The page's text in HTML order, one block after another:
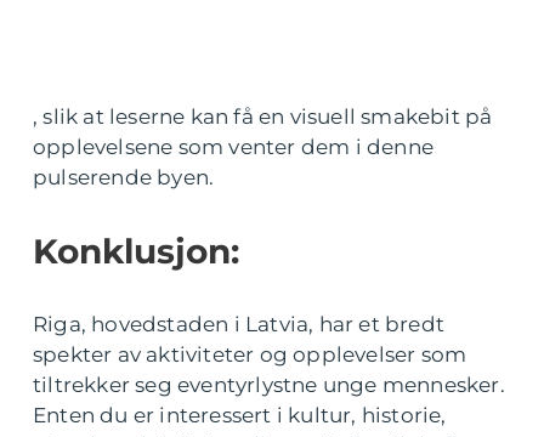
, slik at leserne kan få en visuell smakebit på
opplevelsene som venter dem i denne
pulserende byen.
Konklusjon:
Riga, hovedstaden i Latvia, har et bredt
spekter av aktiviteter og opplevelser som
tiltrekker seg eventyrlystne unge mennesker.
Enten du er interessert i kultur, historie,